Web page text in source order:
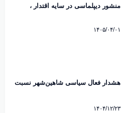
منشور دیپلماسی در سایه اقتدار ،
۱۴۰۵/۰۴/۰۱
هشدار فعال سیاسی شاهین‌شهر نسبت
۱۴۰۴/۱۲/۲۳